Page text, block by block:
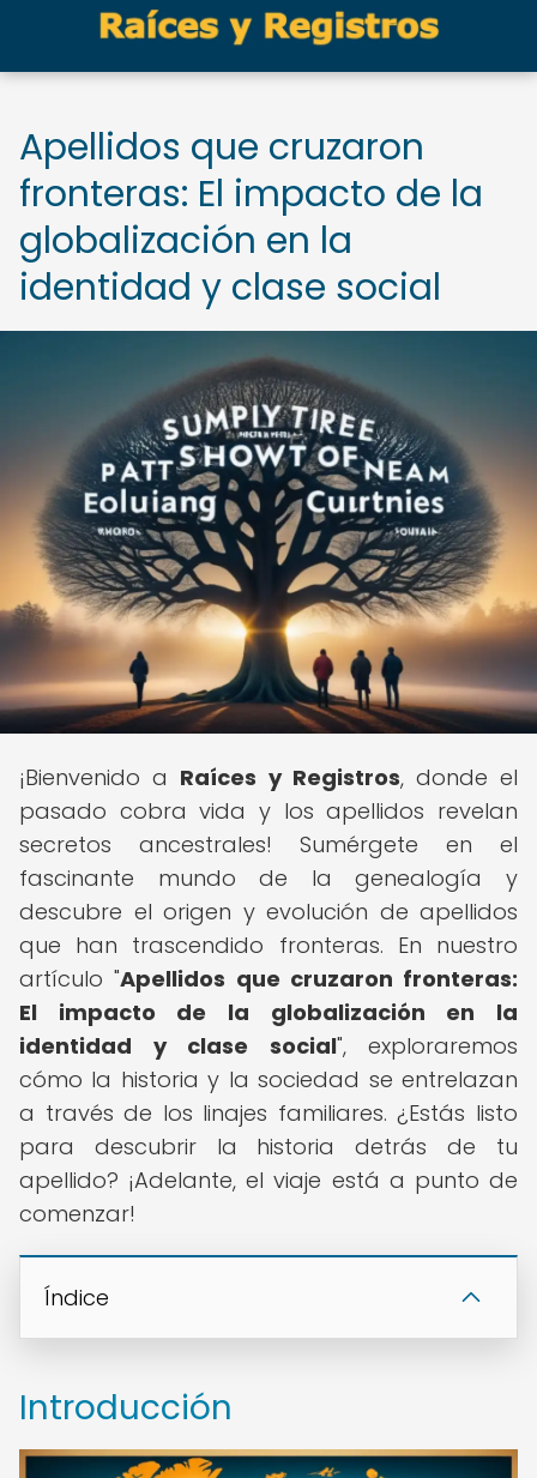
Apellidos que cruzaron
fronteras: El impacto de la
globalización en la
identidad y clase social
¡Bienvenido a Raíces y Registros, donde el
pasado cobra vida y los apellidos revelan
secretos ancestrales! Sumérgete en el
fascinante mundo de la genealogía y
descubre el origen y evolución de apellidos
que han trascendido fronteras. En nuestro
artículo "Apellidos que cruzaron fronteras:
El impacto de la globalización en la
identidad y clase social", exploraremos
cómo la historia y la sociedad se entrelazan
a través de los linajes familiares. ¿Estás listo
para descubrir la historia detrás de tu
apellido? ¡Adelante, el viaje está a punto de
comenzar!
Índice
Introducción